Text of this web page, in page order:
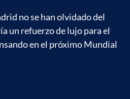
no se han olvidado del
un refuerzo de lujo para el
en el próximo Mundial